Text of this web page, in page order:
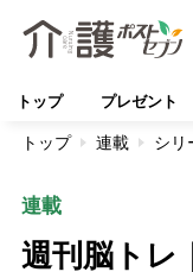
トップ プレゼント
トップ 連載 シリ
連載
週刊脳トレ